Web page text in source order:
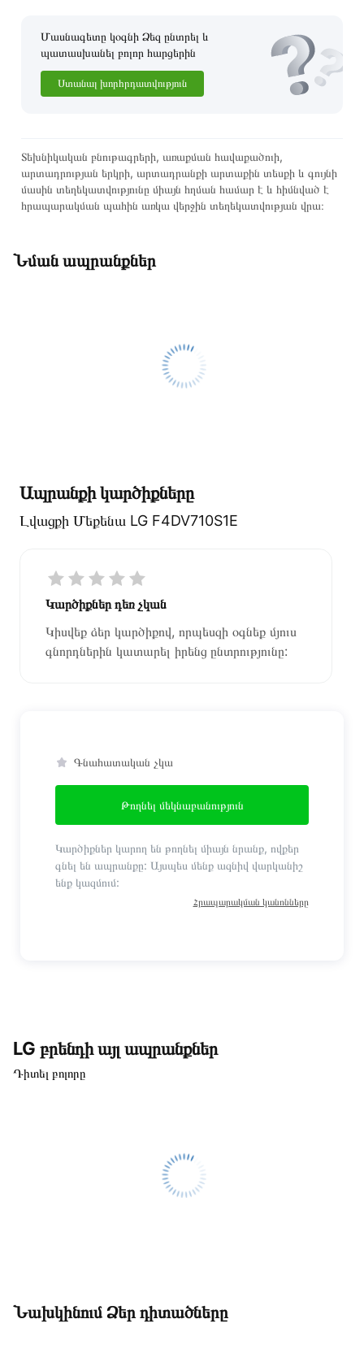
Մասնագետը կօգնի Ձեզ ընտրել և
պատասխանել բոլոր հարցերին
Ստանալ խորհրդատվություն
Տեխնիկական բնութագրերի, առաքման հավաքածուի,
արտադրության երկրի, արտադրանքի արտաքին տեսքի և գույնի
մասին տեղեկատվությունը միայն հղման համար է և հիմնված է
հրապարակման պահին առկա վերջին տեղեկատվության վրա։
Նման ապրանքներ
Ապրանքի կարծիքները
Լվացքի Մեքենա LG F4DV710S1E
Կարծիքներ դեռ չկան
Կիսվեք ձեր կարծիքով, որպեսզի օգնեք մյուս
գնորդներին կատարել իրենց ընտրությունը:
Գնահատական չկա
Թողնել մեկնաբանություն
Կարծիքներ կարող են թողնել միայն նրանք, ովքեր
գնել են ապրանքը: Այսպես մենք ազնիվ վարկանիշ
ենք կազմում:
Հրապարակման կանոնները
LG բրենդի այլ ապրանքներ
Դիտել բոլորը
Նախկինում Ձեր դիտածները